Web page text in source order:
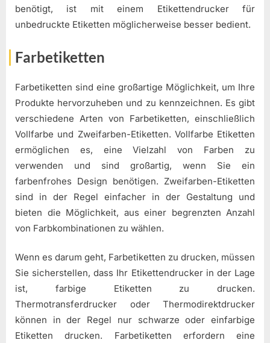
benötigt, ist mit einem Etikettendrucker für
unbedruckte Etiketten möglicherweise besser bedient.
Farbetiketten
Farbetiketten sind eine großartige Möglichkeit, um Ihre
Produkte hervorzuheben und zu kennzeichnen. Es gibt
verschiedene Arten von Farbetiketten, einschließlich
Vollfarbe und Zweifarben-Etiketten. Vollfarbe Etiketten
ermöglichen es, eine Vielzahl von Farben zu
verwenden und sind großartig, wenn Sie ein
farbenfrohes Design benötigen. Zweifarben-Etiketten
sind in der Regel einfacher in der Gestaltung und
bieten die Möglichkeit, aus einer begrenzten Anzahl
von Farbkombinationen zu wählen.
Wenn es darum geht, Farbetiketten zu drucken, müssen
Sie sicherstellen, dass Ihr Etikettendrucker in der Lage
ist, farbige Etiketten zu drucken.
Thermotransferdrucker oder Thermodirektdrucker
können in der Regel nur schwarze oder einfarbige
Etiketten drucken. Farbetiketten erfordern eine